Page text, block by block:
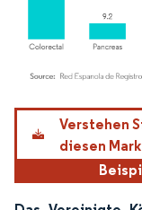
Bild © Mordor
Verstehen
diesen